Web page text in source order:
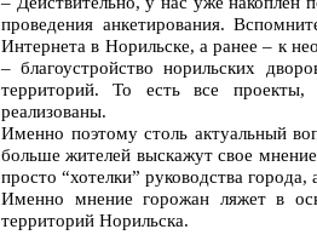
проведения анкетирования.
Интернета в Норильске, а ранее – к
– благоустройство норильских
территорий. То есть все
реализованы.
Именно поэтому столь актуальный
больше жителей выскажут свое
просто “хотелки” руководства
Именно мнение горожан ляжет в
территорий Норильска.